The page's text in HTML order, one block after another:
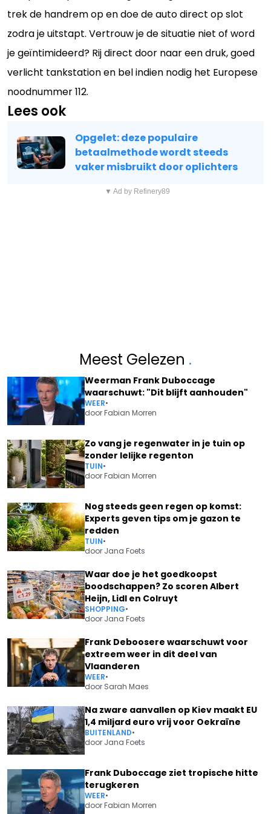
trek de handrem op en doe de auto direct op slot
zodra je uitstapt. Vertrouw je de situatie niet of word
je geïntimideerd? Rij direct door naar een druk, goed
verlicht tankstation en bel indien nodig het Europese
noodnummer 112.
Lees ook
Opgelet: deze populaire
betaalmethode wordt steeds
vaker misbruikt door oplichters
▼ Ad by Refinery89
Meest Gelezen .
Weerman Frank Duboccage
waarschuwt: "Dit blijft aanhouden"
WEER•
doorFabian Morren
Zo vang je regenwater in je tuin op
zonder lelijke regenton
TUIN•
doorFabian Morren
Nog steeds geen regen op komst:
Experts geven tips om je gazon te
redden
TUIN•
door Jana Foets
Waar doe je het goedkoopst
boodschappen? Zo scoren Albert
Heijn, Lidl en Colruyt
SHOPPING•
door Jana Foets
Frank Deboosere waarschuwt voor
extreem weer in dit deel van
Vlaanderen
WEER•
door Sarah Maes
Na zware aanvallen op Kiev maakt EU
1,4 miljard euro vrij voor Oekraïne
BUITENLAND•
door Jana Foets
Frank Duboccage ziet tropische hitte
terugkeren
WEER•
doorFabian Morren